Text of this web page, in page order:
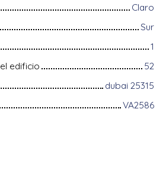
Claro
Sur
1
edificio
52
dubai 25315
VA2586